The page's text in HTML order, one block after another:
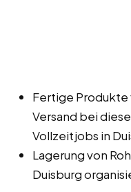
Fertige Produkte
Versand bei
Vollzeitjobs in
Lagerung von
Duisburg